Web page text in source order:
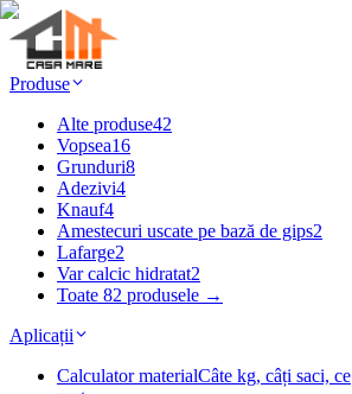
Produse
Alte produse42
Vopsea16
Grunduri8
Adezivi4
Knauf4
Amestecuri uscate pe bază de gips2
Lafarge2
Var calcic hidratat2
Toate 82 produsele →
Aplicații
Calculator materialCâte kg, câți saci, ce